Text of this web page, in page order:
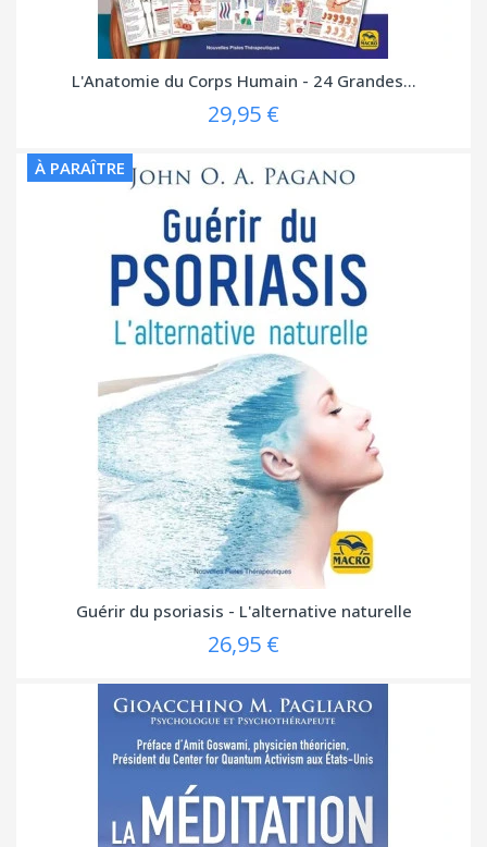
L'Anatomie du Corps Humain - 24 Grandes...
29,95 €
À PARAÎTRE
Guérir du psoriasis - L'alternative naturelle
26,95 €